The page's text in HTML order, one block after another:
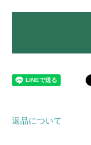
返品について